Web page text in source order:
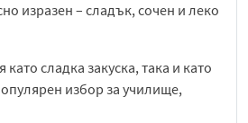
изразен – сладък, сочен и леко
сладка закуска, така и като
избор за училище,